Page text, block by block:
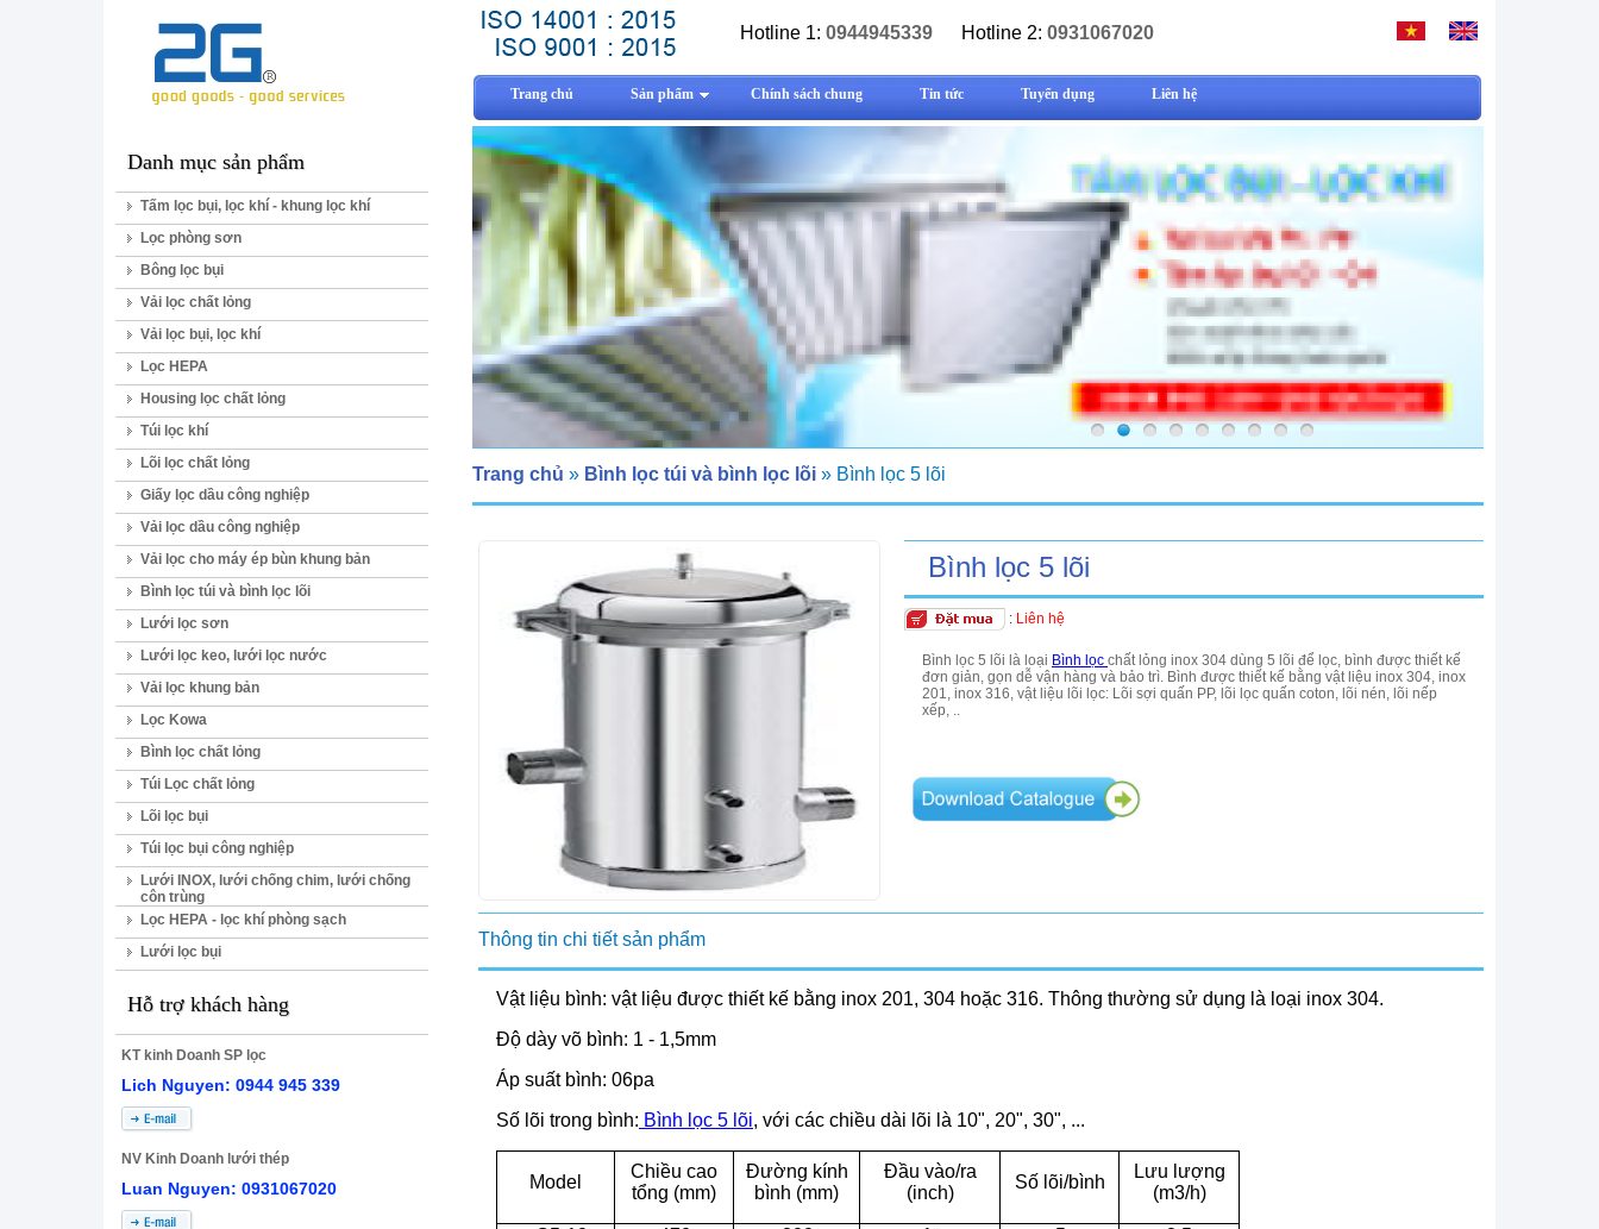
Hotline 1: 0944945339 Hotline 2: 0931067020
Trang chủ Sản phẩm Chính sách chung Tin tức Tuyển dụng Liên hệ
Danh mục sản phẩm
Tấm lọc bụi, lọc khí - khung lọc khí
Lọc phòng sơn
Bông lọc bụi
Vải lọc chất lỏng
Vải lọc bụi, lọc khí
Lọc HEPA
Housing lọc chất lỏng
Túi lọc khí
Lõi lọc chất lỏng
Giấy lọc dầu công nghiệp
Vải lọc dầu công nghiệp
Vải lọc cho máy ép bùn khung bản
Bình lọc túi và bình lọc lõi
Lưới lọc sơn
Lưới lọc keo, lưới lọc nước
Vải lọc khung bản
Lọc Kowa
Bình lọc chất lỏng
Túi Lọc chất lỏng
Lõi lọc bụi
Túi lọc bụi công nghiệp
Lưới INOX, lưới chống chim, lưới chống
côn trùng
Lọc HEPA - lọc khí phòng sạch
Lưới lọc bụi
Hỗ trợ khách hàng
KT kinh Doanh SP lọc
Lich Nguyen: 0944 945 339
NV Kinh Doanh lưới thép
Luan Nguyen: 0931067020
Trang chủ » Bình lọc túi và bình lọc lõi » Bình lọc 5 lõi
Bình lọc 5 lõi
: Liên hệ
Bình lọc 5 lõi là loại Bình lọc chất lỏng inox 304 dùng 5 lõi để lọc, bình được thiết kế
đơn giản, gọn dễ vận hàng và bảo trì. Bình được thiết kế bằng vật liệu inox 304, inox
201, inox 316, vật liệu lõi lọc: Lõi sợi quấn PP, lõi lọc quấn coton, lõi nén, lõi nếp
xếp, ..
Thông tin chi tiết sản phẩm
Vật liệu bình: vật liệu được thiết kế bằng inox 201, 304 hoặc 316. Thông thường sử dụng là loại inox 304.
Độ dày võ bình: 1 - 1,5mm
Áp suất bình: 06pa
Số lõi trong bình: Bình lọc 5 lõi, với các chiều dài lõi là 10", 20", 30", ...
Model
Chiều cao
tổng (mm)
Đường kính
bình (mm)
Đầu vào/ra
(inch)
Số lõi/bình
Lưu lượng
(m3/h)